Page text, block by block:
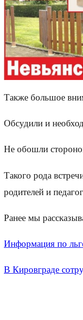
Также большое
Обсудили и
Не обошли
Такого рода
родителей и
Ранее мы
Информация по
В Кировграде